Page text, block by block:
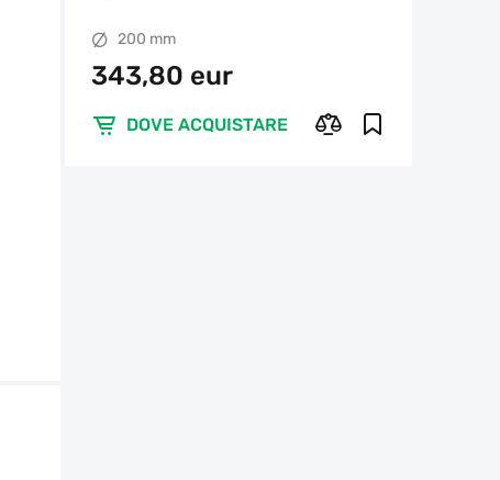
200 mm
343,80 eur
DOVE ACQUISTARE